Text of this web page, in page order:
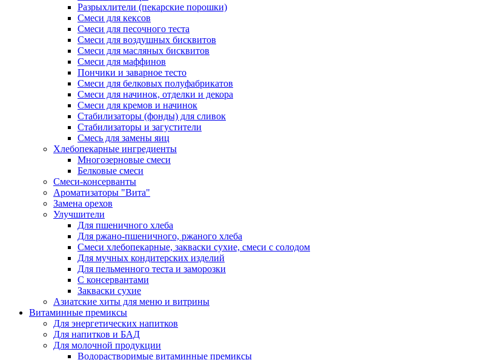
Разрыхлители (пекарские порошки)
Смеси для кексов
Смеси для песочного теста
Смеси для воздушных бисквитов
Смеси для масляных бисквитов
Смеси для маффинов
Пончики и заварное тесто
Cмеси для белковых полуфабрикатов
Смеси для начинок, отделки и декора
Смеси для кремов и начинок
Стабилизаторы (фонды) для сливок
Стабилизаторы и загустители
Смесь для замены яиц
Хлебопекарные ингредиенты
Многозерновые смеси
Белковые смеси
Смеси-консерванты
Ароматизаторы "Вита"
Замена орехов
Улучшители
Для пшеничного хлеба
Для ржано-пшеничного, ржаного хлеба
Смеси хлебопекарные, закваски сухие, смеси с солодом
Для мучных кондитерских изделий
Для пельменного теста и заморозки
С консервантами
Закваски сухие
Азиатские хиты для меню и витрины
Витаминные премиксы
Для энергетических напитков
Для напитков и БАД
Для молочной продукции
Водорастворимые витаминные премиксы